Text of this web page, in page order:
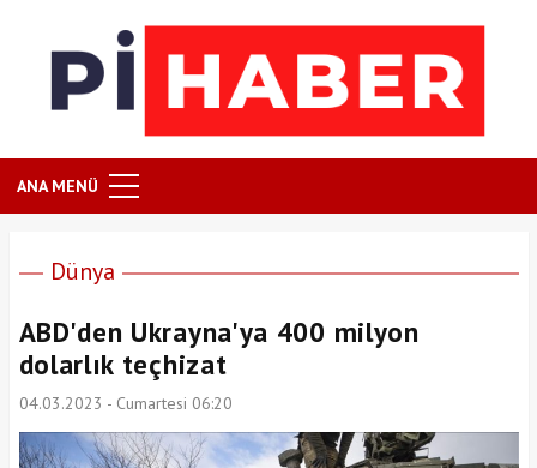
ANA MENÜ
Dünya
ABD'den Ukrayna'ya 400 milyon
dolarlık teçhizat
04.03.2023 - Cumartesi 06:20